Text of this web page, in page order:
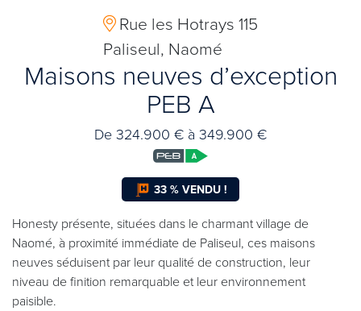
Rue les Hotrays 115
Paliseul, Naomé
De 324.900 € à 349.900 €
Maisons neuves d’exception
PEB A
33 % VENDU !
Honesty présente, situées dans le charmant village de
Naomé, à proximité immédiate de Paliseul, ces maisons
neuves séduisent par leur qualité de construction, leur
niveau de finition remarquable et leur environnement
paisible.